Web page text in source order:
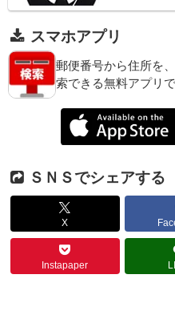
スマホアプリ
郵便番号から住所を
索できる無料アプリで
ＳＮＳでシェアする
X
Instapaper